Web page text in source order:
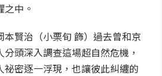
中。
本賢治（小栗旬 飾）過去曾和京
頭深入調查這場超自然危機，
祕密逐一浮現，也讓彼此糾纏的